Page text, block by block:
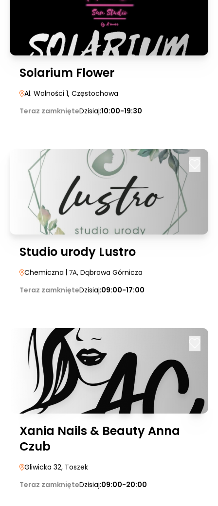
Solarium Flower
Al. Wolności 1, Częstochowa
Teraz zamknięteDzisiaj:10:00-19:30
Studio urody Lustro
Chemiczna | 7A, Dąbrowa Górnicza
Teraz zamknięteDzisiaj:09:00-17:00
Xania Nails & Beauty Anna
Czub
Gliwicka 32, Toszek
Teraz zamknięteDzisiaj:09:00-20:00